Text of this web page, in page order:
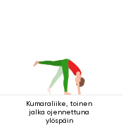
Kumaraliike, toinen
jalka ojennettuna
ylöspäin